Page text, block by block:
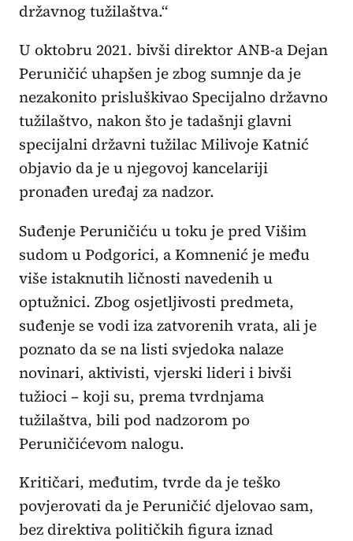
državnog tužilaštva.“
U oktobru 2021. bivši direktor ANB-a Dejan
Peruničić uhapšen je zbog sumnje da je
nezakonito prisluškivao Specijalno državno
tužilaštvo, nakon što je tadašnji glavni
specijalni državni tužilac Milivoje Katnić
objavio da je u njegovoj kancelariji
pronađen uređaj za nadzor.
Suđenje Peruničiću u toku je pred Višim
sudom u Podgorici, a Komnenić je među
više istaknutih ličnosti navedenih u
optužnici. Zbog osjetljivosti predmeta,
suđenje se vodi iza zatvorenih vrata, ali je
poznato da se na listi svjedoka nalaze
novinari, aktivisti, vjerski lideri i bivši
tužioci – koji su, prema tvrdnjama
tužilaštva, bili pod nadzorom po
Peruničićevom nalogu.
Kritičari, međutim, tvrde da je teško
povjerovati da je Peruničić djelovao sam,
bez direktiva političkih figura iznad